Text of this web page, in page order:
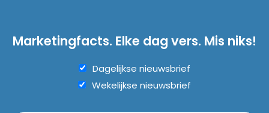
Marketingfacts. Elke dag vers. Mis niks!
Dagelijkse nieuwsbrief
Wekelijkse nieuwsbrief